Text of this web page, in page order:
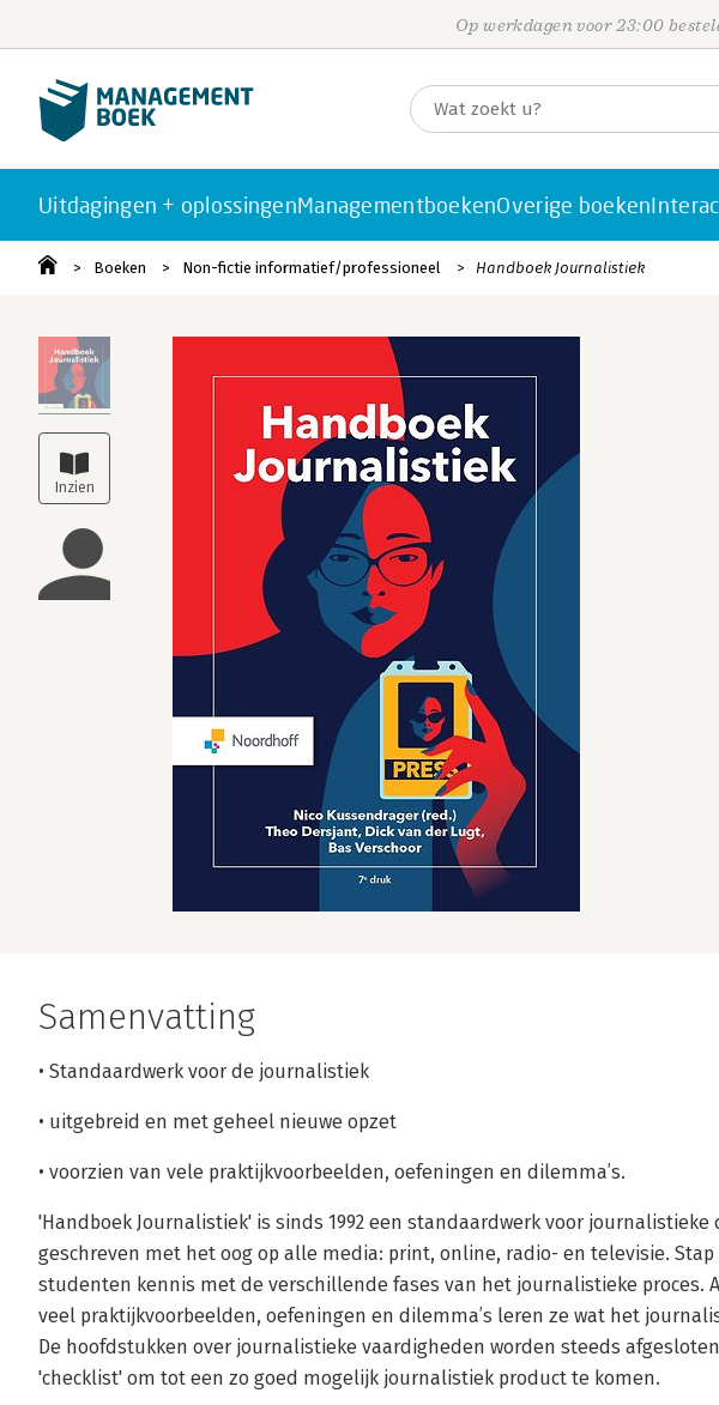
Op werkdagen voor 23:00
Uitdagingen + oplossingenManagementboekenOverige boeken
Boeken Non-fictie informatief/professioneel Handboek Journalistiek
Samenvatting
• Standaardwerk voor de journalistiek
• uitgebreid en met geheel nieuwe opzet
• voorzien van vele praktijkvoorbeelden, oefeningen en dilemma’s.
'Handboek Journalistiek' is sinds 1992 een standaardwerk voor journalistieke
geschreven met het oog op alle media: print, online, radio- en televisie.
studenten kennis met de verschillende fases van het journalistieke proces.
veel praktijkvoorbeelden, oefeningen en dilemma’s leren ze wat het
De hoofdstukken over journalistieke vaardigheden worden steeds
'checklist' om tot een zo goed mogelijk journalistiek product te komen.